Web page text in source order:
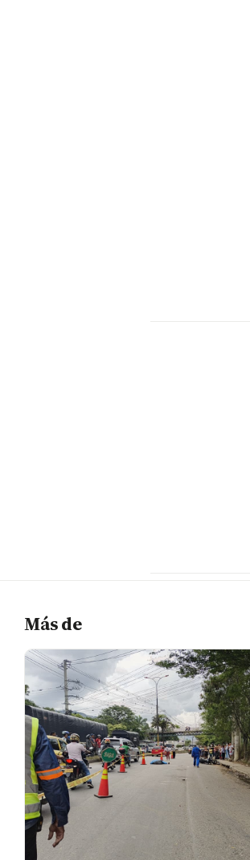
Más de